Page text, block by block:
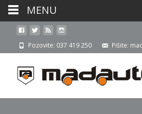
Pozovite: 037 419 250 Pišite:
MENU